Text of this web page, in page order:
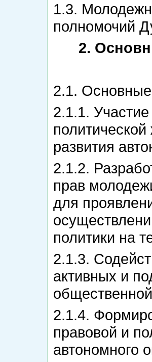
1.3.
полномочий
2.
2.1.
2.1.1.
развития
2.1.2.
прав
для
политики на
2.1.3.
активных и
2.1.4.
правовой и
автономного